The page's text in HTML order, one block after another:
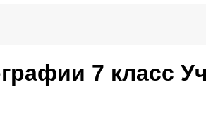
7 класс